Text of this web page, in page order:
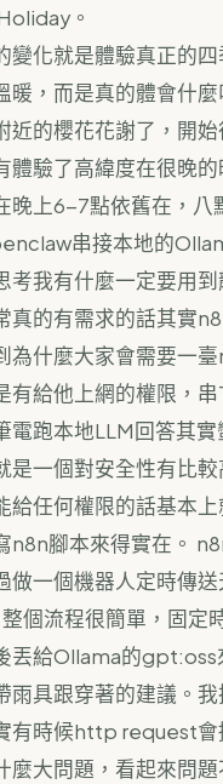
。
變化就是體驗真正的四
暖，而是真的體會什
近的櫻花花謝了，開
體驗了高緯度在很晚
晚上6-7點依舊在，八
串接本地的
考我有什麼一定要用到
真的有需求的話其實
為什麼大家會需要一
有給他上網的權限，
電跑本地LLM回答其實
是一個對安全性有比較
給任何權限的話基本上
n8n腳本來得實在。
做一個機器人定時傳送
個流程很簡單，固定
丟給Ollama的gpt:oss
雨具跟穿著的建議。我
有時候http request會
麼大問題，看起來問